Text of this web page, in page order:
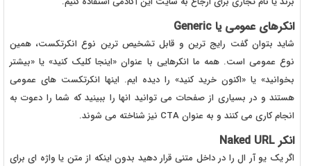
انکرهای عمومی یا Generic
شاید بتوان گفت رایج ترین و قابل تشخیص ترین نوع انکرتکست، همین
نوع عمومی است. همه ما انکرهایی با عنوان «اینجا کلیک کنید» یا «بیشتر
بخوانید» یا «اکنون خرید کنید» را دیده ایم. اینها انکرتکست های عمومی
هستند و در بسیاری از صفحات می توانید انها را ببینید که شما را دعوت به
انجام کاری می کنند و به عنوان CTA نیز شناخته می شوند.
انکر Naked URL
اگر یک یو آر ال را در داخل متنی قرار دهید بدون اینکه از متن یا واژه ای برای